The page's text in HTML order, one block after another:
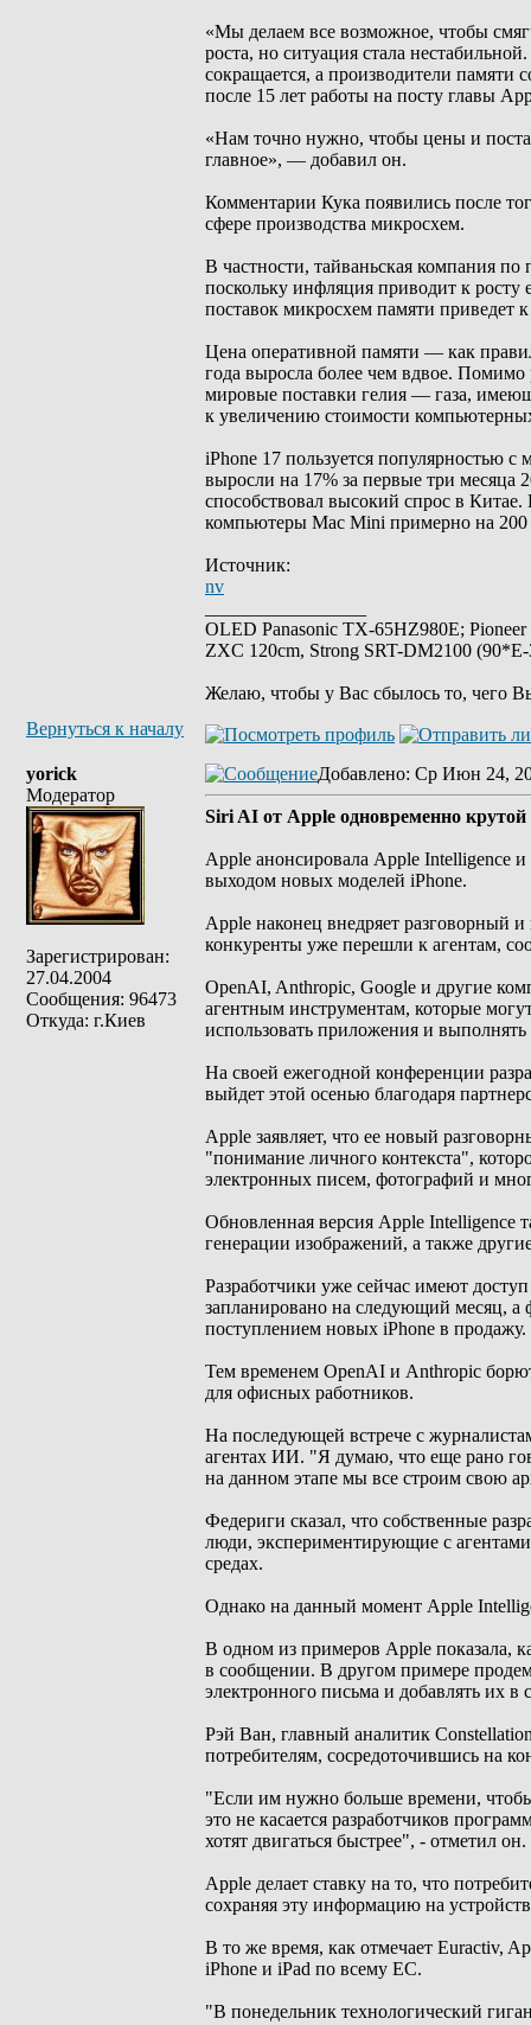
«Мы делаем все возможное, чтобы
роста, но ситуация стала
сокращается, а производители
после 15 лет работы на посту главы
«Нам точно нужно, чтобы цены и
главное», — добавил он.
Комментарии Кука появились после
сфере производства микросхем.
В частности, тайваньская компания
поскольку инфляция приводит к росту
поставок микросхем памяти приведет
Цена оперативной памяти — как
года выросла более чем вдвое.
мировые поставки гелия — газа,
к увеличению стоимости
iPhone 17 пользуется популярностью
выросли на 17% за первые три месяца
способствовал высокий спрос в
компьютеры Mac Mini примерно на 200
Источник:
nv
OLED Panasonic TX-65HZ980E;
ZXC 120cm, Strong SRT-DM2100
Желаю, чтобы у Вас сбылось то, чего
Вернуться к началу
yorick
Модератор
Зарегистрирован:
27.04.2004
Сообщения: 96473
Откуда: г.Киев
Добавлено: Ср Июн 24,
Siri AI от Apple одновременно крутой
Apple анонсировала Apple Intelligence
выходом новых моделей iPhone.
Apple наконец внедряет разговорный
конкуренты уже перешли к агентам,
OpenAI, Anthropic, Google и другие
агентным инструментам, которые
использовать приложения и выполнять
На своей ежегодной конференции
выйдет этой осенью благодаря
Apple заявляет, что ее новый
"понимание личного контекста",
электронных писем, фотографий и
Обновленная версия Apple Intelligence
генерации изображений, а также
Разработчики уже сейчас имеют
запланировано на следующий месяц,
поступлением новых iPhone в продажу.
Тем временем OpenAI и Anthropic
для офисных работников.
На последующей встрече с
агентах ИИ. "Я думаю, что еще рано
на данном этапе мы все строим свою
Федериги сказал, что собственные
люди, экспериментирующие с
средах.
Однако на данный момент Apple
В одном из примеров Apple показала,
в сообщении. В другом примере
электронного письма и добавлять их в
Рэй Ван, главный аналитик
потребителям, сосредоточившись на
"Если им нужно больше времени, чтобы
это не касается разработчиков
хотят двигаться быстрее", - отметил он.
Apple делает ставку на то, что
сохраняя эту информацию на
В то же время, как отмечает Euractiv,
iPhone и iPad по всему ЕС.
"В понедельник технологический